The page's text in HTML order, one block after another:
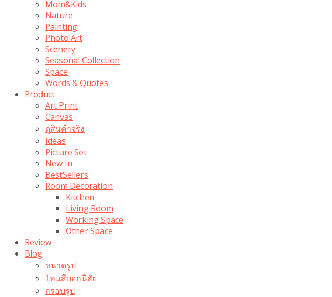
Mom&Kids
Nature
Painting
Photo Art
Scenery
Seasonal Collection
Space
Words & Quotes
Product
Art Print
Canvas
ดูสินค้าจริง
Ideas
Picture Set
New In
BestSellers
Room Decoration
Kitchen
Living Room
Working Space
Other Space
Review
Blog
ขนาดรูป
โทนสีบอกนิสัย
กรอบรูป